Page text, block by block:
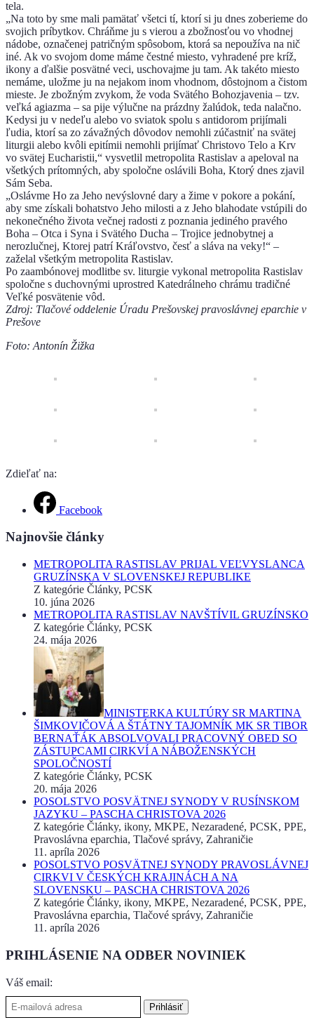
tela.
„Na toto by sme mali pamätať všetci tí, ktorí si ju dnes zoberieme do
svojich príbytkov. Chráňme ju s vierou a zbožnosťou vo vhodnej
nádobe, označenej patričným spôsobom, ktorá sa nepoužíva na nič
iné. Ak vo svojom dome máme čestné miesto, vyhradené pre kríž,
ikony a ďalšie posvätné veci, uschovajme ju tam. Ak takéto miesto
nemáme, uložme ju na nejakom inom vhodnom, dôstojnom a čistom
mieste. Je zbožným zvykom, že voda Svätého Bohozjavenia – tzv.
veľká agiazma – sa pije výlučne na prázdny žalúdok, teda nalačno.
Kedysi ju v nedeľu alebo vo sviatok spolu s antidorom prijímali
ľudia, ktorí sa zo závažných dôvodov nemohli zúčastniť na svätej
liturgii alebo kvôli epitímii nemohli prijímať Christovo Telo a Krv
vo svätej Eucharistii,“ vysvetlil metropolita Rastislav a apeloval na
všetkých prítomných, aby spoločne oslávili Boha, Ktorý dnes zjavil
Sám Seba.
„Oslávme Ho za Jeho nevýslovné dary a žime v pokore a pokání,
aby sme získali bohatstvo Jeho milosti a z Jeho blahodate vstúpili do
nekonečného života večnej radosti z poznania jediného pravého
Boha – Otca i Syna i Svätého Ducha – Trojice jednobytnej a
nerozlučnej, Ktorej patrí Kráľovstvo, česť a sláva na veky!“ –
zaželal všetkým metropolita Rastislav.
Po zaambónovej modlitbe sv. liturgie vykonal metropolita Rastislav
spoločne s duchovnými uprostred Katedrálneho chrámu tradičné
Veľké posvätenie vôd.
Zdroj: Tlačové oddelenie Úradu Prešovskej pravoslávnej eparchie v
Prešove
Foto: Antonín Žižka
Zdieľať na:
Facebook
Najnovšie články
METROPOLITA RASTISLAV PRIJAL VEĽVYSLANCA
GRUZÍNSKA V SLOVENSKEJ REPUBLIKE
Z kategórie Články, PCSK
10. júna 2026
METROPOLITA RASTISLAV NAVŠTÍVIL GRUZÍNSKO
Z kategórie Články, PCSK
24. mája 2026
MINISTERKA KULTÚRY SR MARTINA
ŠIMKOVIČOVÁ A ŠTÁTNY TAJOMNÍK MK SR TIBOR
BERNAŤÁK ABSOLVOVALI PRACOVNÝ OBED SO
ZÁSTUPCAMI CIRKVÍ A NÁBOŽENSKÝCH
SPOLOČNOSTÍ
Z kategórie Články, PCSK
20. mája 2026
POSOLSTVO POSVÄTNEJ SYNODY V RUSÍNSKOM
JAZYKU – PASCHA CHRISTOVA 2026
Z kategórie Články, ikony, MKPE, Nezaradené, PCSK, PPE,
Pravoslávna eparchia, Tlačové správy, Zahraničie
11. apríla 2026
POSOLSTVO POSVÄTNEJ SYNODY PRAVOSLÁVNEJ
CIRKVI V ČESKÝCH KRAJINÁCH A NA
SLOVENSKU – PASCHA CHRISTOVA 2026
Z kategórie Články, ikony, MKPE, Nezaradené, PCSK, PPE,
Pravoslávna eparchia, Tlačové správy, Zahraničie
11. apríla 2026
PRIHLÁSENIE NA ODBER NOVINIEK
Váš email: